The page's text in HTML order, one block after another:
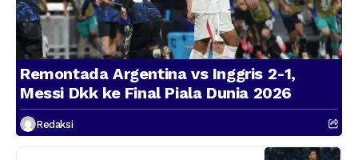
Remontada Argentina vs Inggris 2-1,
Messi Dkk ke Final Piala Dunia 2026
Redaksi